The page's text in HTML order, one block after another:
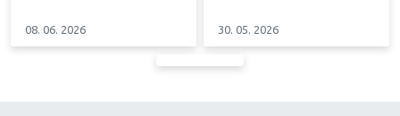
08. 06. 2026 30. 05. 2026